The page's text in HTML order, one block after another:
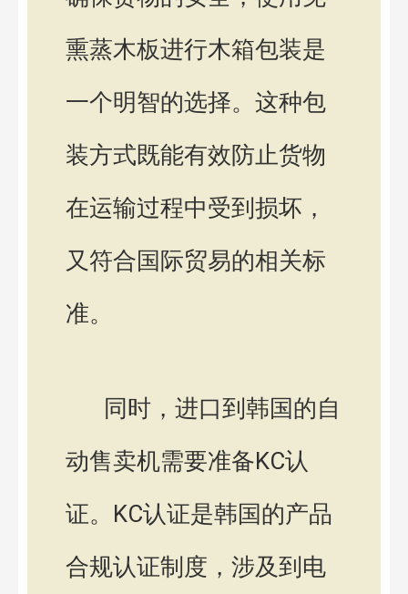
熏蒸木板进行木箱包装是
一个明智的选择。这种包
装方式既能有效防止货物
在运输过程中受到损坏，
又符合国际贸易的相关标
准。
同时，进口到韩国的自
动售卖机需要准备KC认
证。KC认证是韩国的产品
合规认证制度，涉及到电